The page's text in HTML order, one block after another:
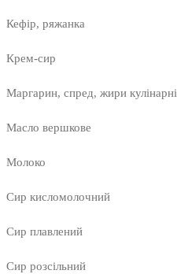
Кефір, ряжанка
Крем-сир
Маргарин, спред, жири кулінарні
Масло вершкове
Молоко
Сир кисломолочний
Сир плавлений
Сир розсільний